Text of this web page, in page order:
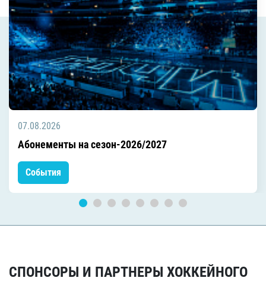
07.08.2026
Абонементы на сезон-2026/2027
События
СПОНСОРЫ И ПАРТНЕРЫ ХОККЕЙНОГО